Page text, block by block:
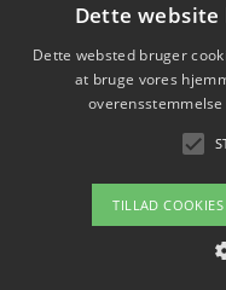
Sådan vælger du de
vandreture i Danmark
Om /
Dette website
Dette websted bruger
at bruge vores
TILLAD COOKIES